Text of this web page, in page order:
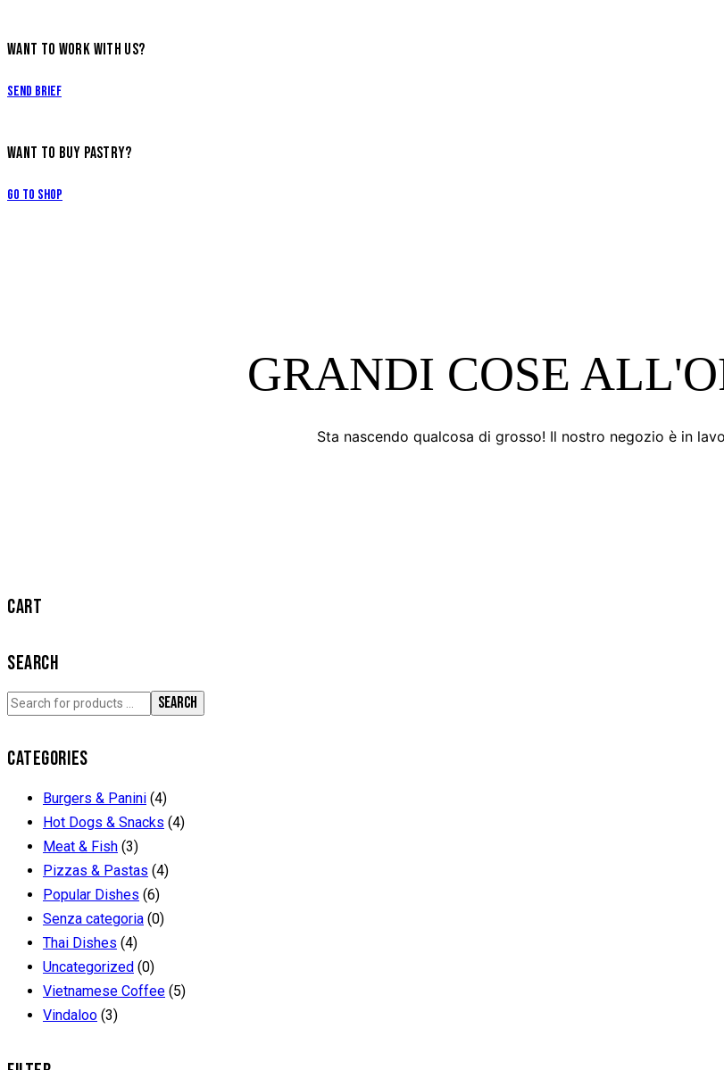
WANT TO WORK WITH US?
Send Brief
WANT TO BUY PASTRY?
Go to Shop
GRANDI COSE
Sta nascendo qualcosa di grosso! Il nostro negozio è in
CART
SEARCH
SEARCH
CATEGORIES
Burgers & Panini (4)
Hot Dogs & Snacks (4)
Meat & Fish (3)
Pizzas & Pastas (4)
Popular Dishes (6)
Senza categoria (0)
Thai Dishes (4)
Uncategorized (0)
Vietnamese Coffee (5)
Vindaloo (3)